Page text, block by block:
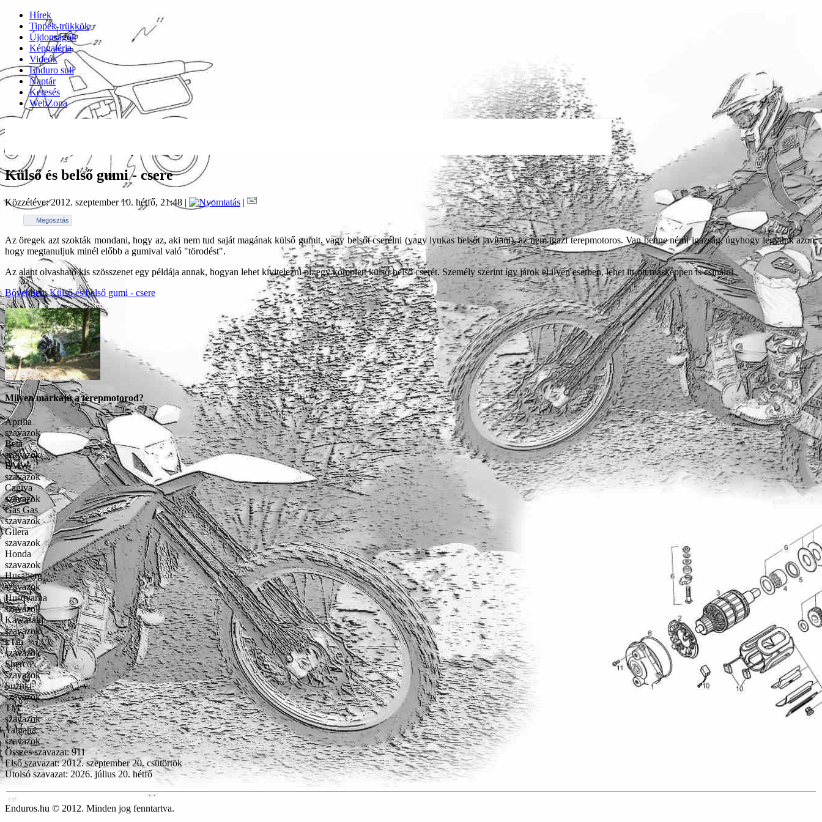
Hírek
Tippek-trükkök
Újdonságok
Képgaléria
Videók
Enduro suli
Naptár
Keresés
WebZona
Külső és belső gumi - csere
Közzétéve: 2012. szeptember 10. hétfő, 21:48 | |
Megosztás
Az öregek azt szokták mondani, hogy az, aki nem tud saját magának külső gumit, vagy belsőt cserélni (vagy lyukas belsőt javítani), az nem igazi terepmotoros. Van benne némi igazság, úgyhogy legyünk azon,
hogy megtanuljuk minél előbb a gumival való "törodést".
Az alant olvasható kis szösszenet egy példája annak, hogyan lehet kivitelezni pl. egy komplett külső-belső cserét. Személy szerint így járok el ilyen esetben, lehet itt-ott másképpen is csinálni.
Bővebben: Külső és belső gumi - csere
Milyen márkájú a terepmotorod?
Aprilia
szavazok
Beta
szavazok
BMW
szavazok
Cagiva
szavazok
Gas Gas
szavazok
Gilera
szavazok
Honda
szavazok
Husaberg
szavazok
Husqvarna
szavazok
Kawasaki
szavazok
kTm
szavazok
Sherco
szavazok
Suzuki
szavazok
TM
szavazok
Yamaha
szavazok
Összes szavazat:911
Első szavazat: 2012. szeptember 20. csütörtök
Utolsó szavazat: 2026. július 20. hétfő
Enduros.hu © 2012. Minden jog fenntartva.